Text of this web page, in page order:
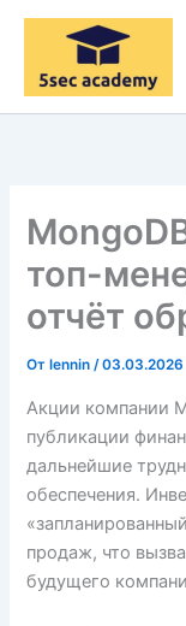
Перейти
содержимому
топ-
отчёт
От lennin/03.03.2026
Акции компании
публикации
дальнейшие
обеспечения.
продаж, что
будущего